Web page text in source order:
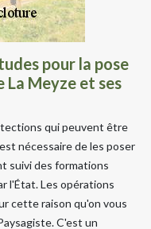
pour la pose
La Meyze et ses
qui peuvent être
nécessaire de les poser
suivi des formations
l'État. Les opérations
cette raison qu'on vous
C'est un